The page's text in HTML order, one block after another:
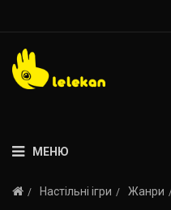
МЕНЮ
Настільні ігри Жанри